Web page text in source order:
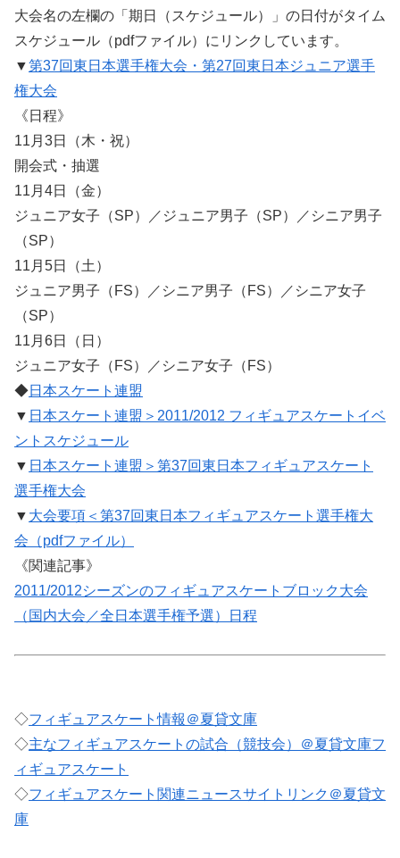
大会名の左欄の「期日（スケジュール）」の日付がタイム
スケジュール（pdfファイル）にリンクしています。
▼第37回東日本選手権大会・第27回東日本ジュニア選手
権大会
《日程》
11月3日（木・祝）
開会式・抽選
11月4日（金）
ジュニア女子（SP）／ジュニア男子（SP）／シニア男子
（SP）
11月5日（土）
ジュニア男子（FS）／シニア男子（FS）／シニア女子
（SP）
11月6日（日）
ジュニア女子（FS）／シニア女子（FS）
◆日本スケート連盟
▼ 日本スケート連盟＞2011/2012 フィギュアスケートイベ
ントスケジュール
▼ 日本スケート連盟＞第37回東日本フィギュアスケート
選手権大会
▼ 大会要項＜第37回東日本フィギュアスケート選手権大
会（pdfファイル）
《関連記事》
2011/2012シーズンのフィギュアスケートブロック大会
（国内大会／全日本選手権予選）日程
◇フィギュアスケート情報＠夏貸文庫
◇主なフィギュアスケートの試合（競技会）＠夏貸文庫フ
ィギュアスケート
◇フィギュアスケート関連ニュースサイトリンク＠夏貸文
庫